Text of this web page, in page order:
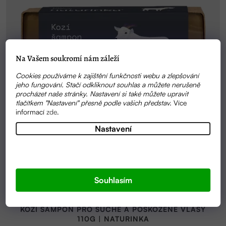
Na Vašem soukromí nám záleží
Cookies používáme k zajištění funkčnosti webu a zlepšování
jeho fungování. Stačí odkliknout souhlas a můžete nerušeně
procházet naše stránky. Nastavení si také můžete upravit
tlačítkem "Nastavení" přesně podle vašich představ.Více
informacízde.
Nastavení
Souhlasím
KOZÍ ŠAMPON PRO SUCHÉ A POŠKOZENÉ VLASY
110G | NATURINKA
produktu
je